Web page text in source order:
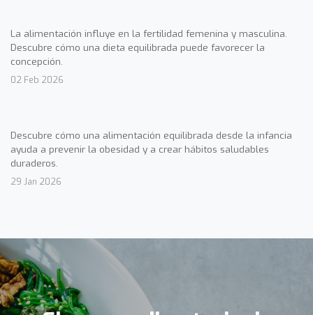
La alimentación influye en la fertilidad femenina y masculina.
Descubre cómo una dieta equilibrada puede favorecer la
concepción.
02 Feb 2026
Descubre cómo una alimentación equilibrada desde la infancia
ayuda a prevenir la obesidad y a crear hábitos saludables
duraderos.
29 Jan 2026